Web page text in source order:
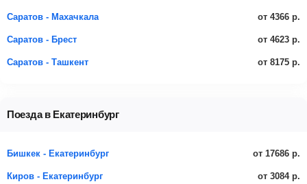
Саратов - Махачкала от 4366 р.
Саратов - Брест от 4623 р.
Саратов - Ташкент от 8175 р.
Поезда в Екатеринбург
Бишкек - Екатеринбург от 17686 р.
Киров - Екатеринбург от 3084 р.